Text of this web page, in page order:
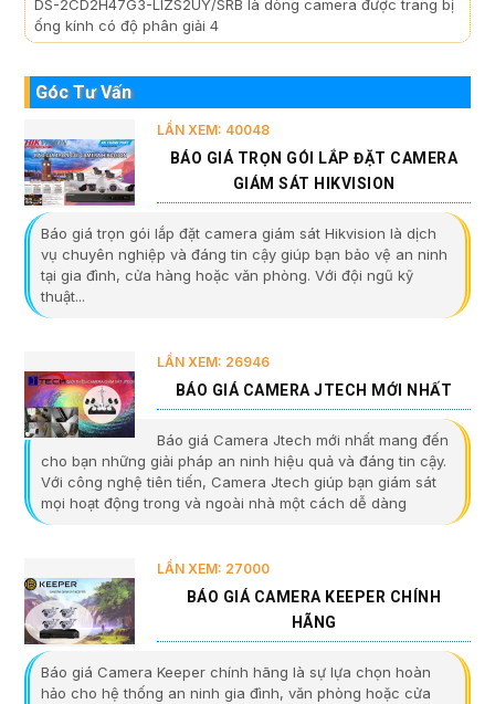
DS-2CD2H47G3-LIZS2UY/SRB là dòng camera được trang bị
ống kính có độ phân giải 4
Góc Tư Vấn
LẦN XEM: 40048
BÁO GIÁ TRỌN GÓI LẮP ĐẶT CAMERA
GIÁM SÁT HIKVISION
Báo giá trọn gói lắp đặt camera giám sát Hikvision là dịch
vụ chuyên nghiệp và đáng tin cậy giúp bạn bảo vệ an ninh
tại gia đình, cửa hàng hoặc văn phòng. Với đội ngũ kỹ
thuật...
LẦN XEM: 26946
BÁO GIÁ CAMERA JTECH MỚI NHẤT
Báo giá Camera Jtech mới nhất mang đến
cho bạn những giải pháp an ninh hiệu quả và đáng tin cậy.
Với công nghệ tiên tiến, Camera Jtech giúp bạn giám sát
mọi hoạt động trong và ngoài nhà một cách dễ dàng
LẦN XEM: 27000
BÁO GIÁ CAMERA KEEPER CHÍNH
HÃNG
Báo giá Camera Keeper chính hãng là sự lựa chọn hoàn
hảo cho hệ thống an ninh gia đình, văn phòng hoặc cửa